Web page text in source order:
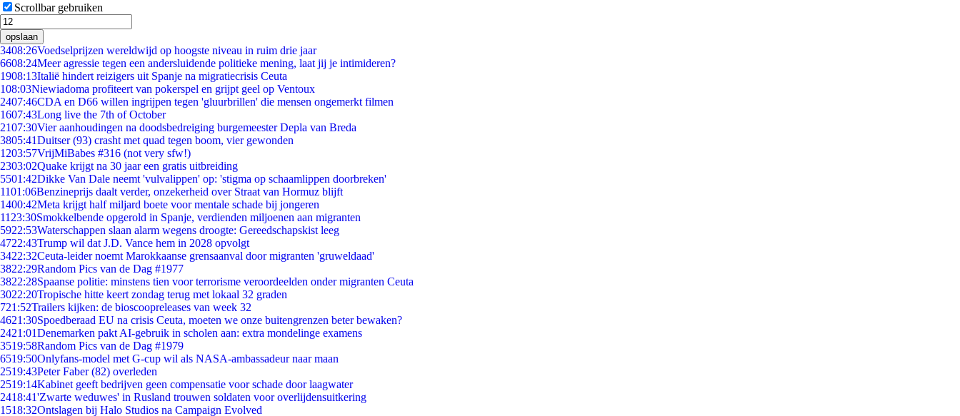
Scrollbar gebruiken
opslaan
3408:26Voedselprijzen wereldwijd op hoogste niveau in ruim drie jaar
6608:24Meer agressie tegen een andersluidende politieke mening, laat jij je intimideren?
1908:13Italië hindert reizigers uit Spanje na migratiecrisis Ceuta
108:03Niewiadoma profiteert van pokerspel en grijpt geel op Ventoux
2407:46CDA en D66 willen ingrijpen tegen 'gluurbrillen' die mensen ongemerkt filmen
1607:43Long live the 7th of October
2107:30Vier aanhoudingen na doodsbedreiging burgemeester Depla van Breda
3805:41Duitser (93) crasht met quad tegen boom, vier gewonden
1203:57VrijMiBabes #316 (not very sfw!)
2303:02Quake krijgt na 30 jaar een gratis uitbreiding
5501:42Dikke Van Dale neemt 'vulvalippen' op: 'stigma op schaamlippen doorbreken'
1101:06Benzineprijs daalt verder, onzekerheid over Straat van Hormuz blijft
1400:42Meta krijgt half miljard boete voor mentale schade bij jongeren
11 23:30Smokkelbende opgerold in Spanje, verdienden miljoenen aan migranten
5922:53Waterschappen slaan alarm wegens droogte: Gereedschapskist leeg
4722:43Trump wil dat J.D. Vance hem in 2028 opvolgt
3422:32Ceuta-leider noemt Marokkaanse grensaanval door migranten 'gruweldaad'
3822:29Random Pics van de Dag #1977
3822:28Spaanse politie: minstens tien voor terrorisme veroordeelden onder migranten Ceuta
3022:20Tropische hitte keert zondag terug met lokaal 32 graden
721:52Trailers kijken: de bioscoopreleases van week 32
4621:30Spoedberaad EU na crisis Ceuta, moeten we onze buitengrenzen beter bewaken?
2421:01Denemarken pakt AI-gebruik in scholen aan: extra mondelinge examens
3519:58Random Pics van de Dag #1979
6519:50Onlyfans-model met G-cup wil als NASA-ambassadeur naar maan
2519:43Peter Faber (82) overleden
2519:14Kabinet geeft bedrijven geen compensatie voor schade door laagwater
2418:41'Zwarte weduwes' in Rusland trouwen soldaten voor overlijdensuitkering
1518:32Ontslagen bij Halo Studios na Campaign Evolved